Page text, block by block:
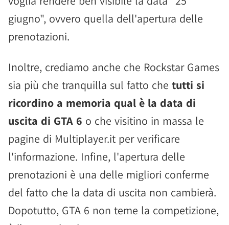
giugno", ovvero quella dell'apertura delle
prenotazioni.
Inoltre, crediamo anche che Rockstar Games
sia più che tranquilla sul fatto che tutti si
ricordino a memoria qual è la data di
uscita di GTA 6 o che visitino in massa le
pagine di Multiplayer.it per verificare
l'informazione. Infine, l'apertura delle
prenotazioni è una delle migliori conferme
del fatto che la data di uscita non cambierà.
Dopotutto, GTA 6 non teme la competizione,